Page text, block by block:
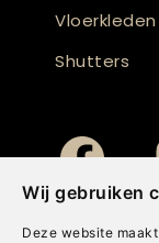
Wij gebruiken
Deze website
Vloerkleden
Shutters